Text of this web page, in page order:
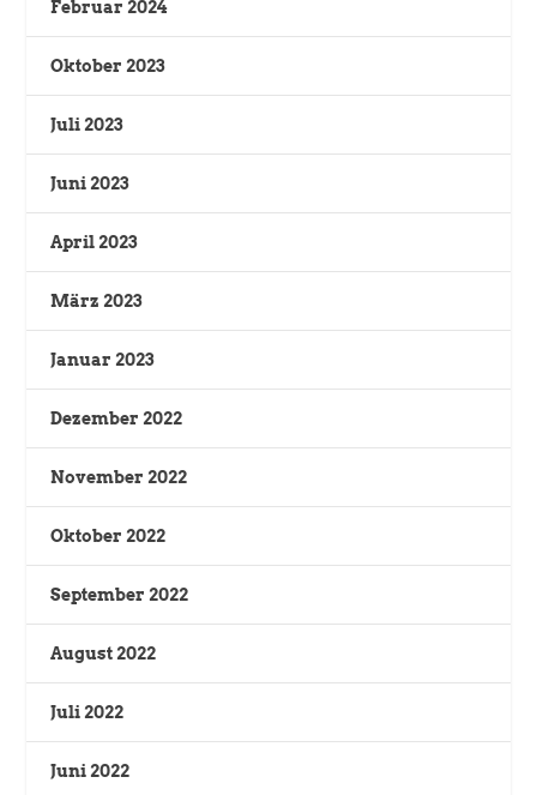
Februar 2024
Oktober 2023
Juli 2023
Juni 2023
April 2023
März 2023
Januar 2023
Dezember 2022
November 2022
Oktober 2022
September 2022
August 2022
Juli 2022
Juni 2022